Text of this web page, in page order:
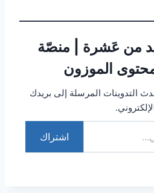
من عَشرة | منصّة
الموزون
التدوينات المرسلة إلى بريدك
اشتراك